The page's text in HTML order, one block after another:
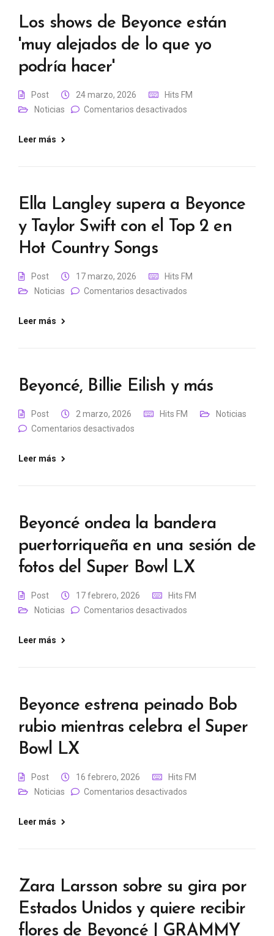
Los shows de Beyonce están
'muy alejados de lo que yo
podría hacer'
Post 24 marzo, 2026
Hits FM
Noticias
Comentarios desactivados
Leer más
Ella Langley supera a Beyonce
y Taylor Swift con el Top 2 en
Hot Country Songs
Post 17 marzo, 2026
Hits FM
Noticias
Comentarios desactivados
Leer más
Beyoncé, Billie Eilish y más
Post 2 marzo, 2026 Hits FM
Noticias
Comentarios desactivados
Leer más
Beyoncé ondea la bandera
puertorriqueña en una sesión de
fotos del Super Bowl LX
Post 17 febrero, 2026
Hits FM
Noticias
Comentarios desactivados
Leer más
Beyonce estrena peinado Bob
rubio mientras celebra el Super
Bowl LX
Post 16 febrero, 2026
Hits FM
Noticias
Comentarios desactivados
Leer más
Zara Larsson sobre su gira por
Estados Unidos y quiere recibir
flores de Beyoncé | GRAMMY